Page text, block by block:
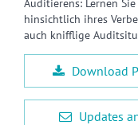
Auditierens: Lernen
hinsichtlich ihres
auch knifflige
Download
Updates